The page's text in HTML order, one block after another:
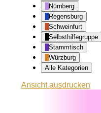
Nürnberg
Regensburg
Schweinfurt
Selbsthilfegruppe
Stammtisch
Würzburg
Alle Kategorien
Ansichtausdrucken